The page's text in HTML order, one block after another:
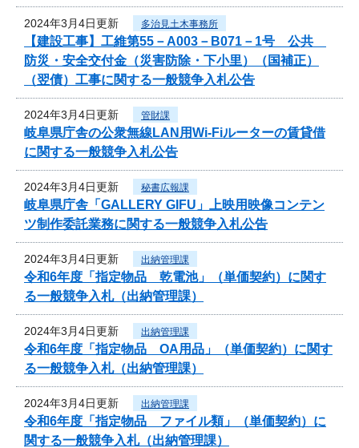
2024年3月4日更新 多治見土木事務所
【建設工事】工維第55－A003－B071－1号 公共
防災・安全交付金（災害防除・下小里）（国補正）
（翌債）工事に関する一般競争入札公告
2024年3月4日更新 管財課
岐阜県庁舎の公衆無線LAN用Wi-Fiルーターの賃貸借
に関する一般競争入札公告
2024年3月4日更新 秘書広報課
岐阜県庁舎「GALLERY GIFU」上映用映像コンテン
ツ制作委託業務に関する一般競争入札公告
2024年3月4日更新 出納管理課
令和6年度「指定物品 乾電池」（単価契約）に関す
る一般競争入札（出納管理課）
2024年3月4日更新 出納管理課
令和6年度「指定物品 OA用品」（単価契約）に関す
る一般競争入札（出納管理課）
2024年3月4日更新 出納管理課
令和6年度「指定物品 ファイル類」（単価契約）に
関する一般競争入札（出納管理課）